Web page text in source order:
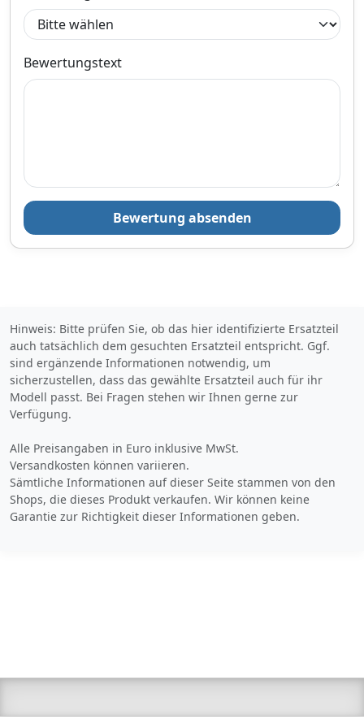
Produktinformationen des Anbieters
Bewertungstext
Bewertung absenden
Hinweis: Bitte prüfen Sie, ob das hier identifizierte Ersatzteil
auch tatsächlich dem gesuchten Ersatzteil entspricht. Ggf.
sind ergänzende Informationen notwendig, um
sicherzustellen, dass das gewählte Ersatzteil auch für ihr
Modell passt. Bei Fragen stehen wir Ihnen gerne zur
Verfügung.
Alle Preisangaben in Euro inklusive MwSt.
Versandkosten können variieren.
Sämtliche Informationen auf dieser Seite stammen von den
Shops, die dieses Produkt verkaufen. Wir können keine
Garantie zur Richtigkeit dieser Informationen geben.